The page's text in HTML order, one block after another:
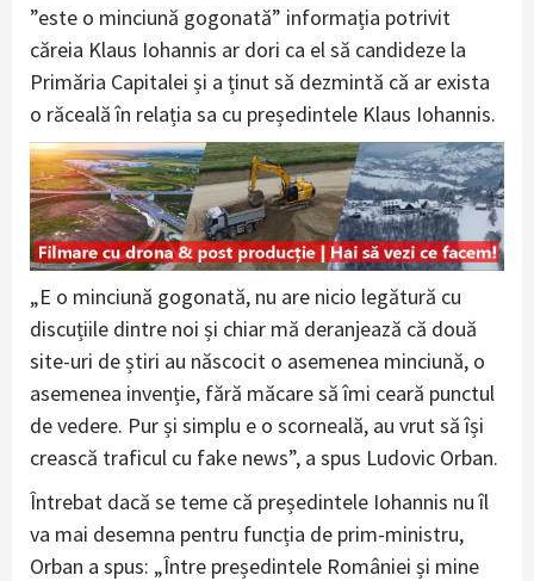
”este o minciună gogonată” informația potrivit
căreia Klaus Iohannis ar dori ca el să candideze la
Primăria Capitalei și a ținut să dezmintă că ar exista
o răceală în relația sa cu președintele Klaus Iohannis.
„E o minciună gogonată, nu are nicio legătură cu
discuțiile dintre noi și chiar mă deranjează că două
site-uri de știri au născocit o asemenea minciună, o
asemenea invenție, fără măcare să îmi ceară punctul
de vedere. Pur și simplu e o scorneală, au vrut să își
crească traficul cu fake news”, a spus Ludovic Orban.
Întrebat dacă se teme că președintele Iohannis nu îl
va mai desemna pentru funcția de prim-ministru,
Orban a spus: „Între președintele României și mine